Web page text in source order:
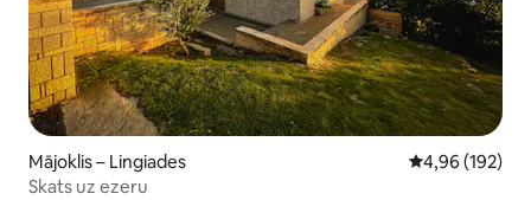
Mājoklis – Lingiades Vidējais
4,96 (192)
Skats uz ezeru